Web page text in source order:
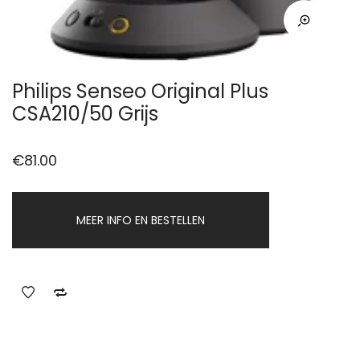
Philips Senseo Original Plus
CSA210/50 Grijs
€81.00
MEER INFO EN BESTELLEN